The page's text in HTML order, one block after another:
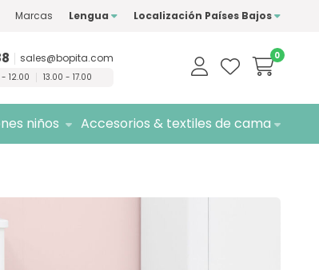
calidad Entregagratuita
Marcas Lengua Localización Países Bajos
0
sales@bopita.com
12.00 13.00 - 17.00
niños Accesorios & textiles de cama